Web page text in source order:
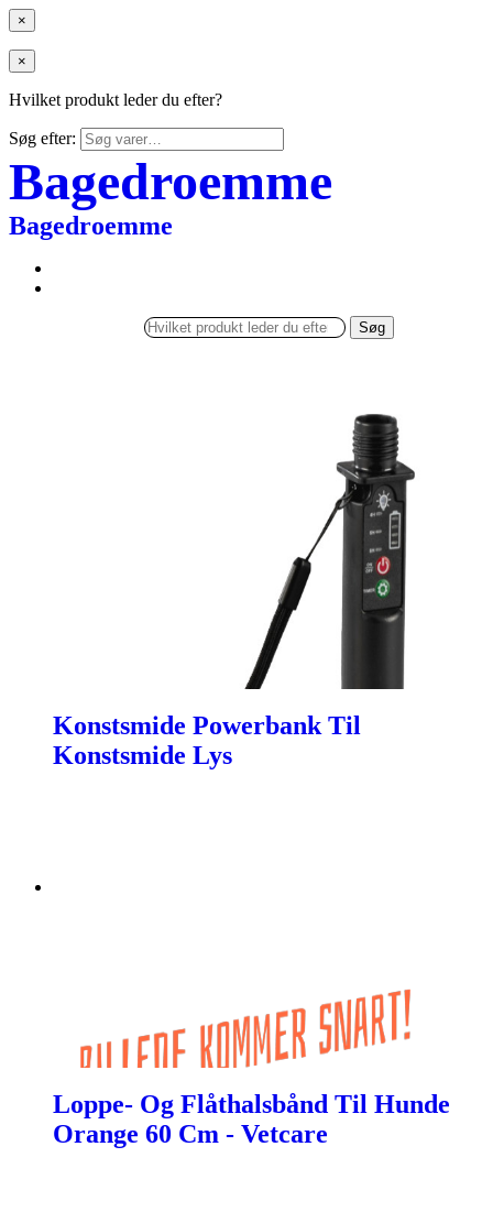
×
×
Hvilket produkt leder du efter?
Søg efter:
Bagedroemme
Bagedroemme
Søg
Konstsmide Powerbank Til
Konstsmide Lys
Loppe- Og Flåthalsbånd Til Hunde
Orange 60 Cm - Vetcare